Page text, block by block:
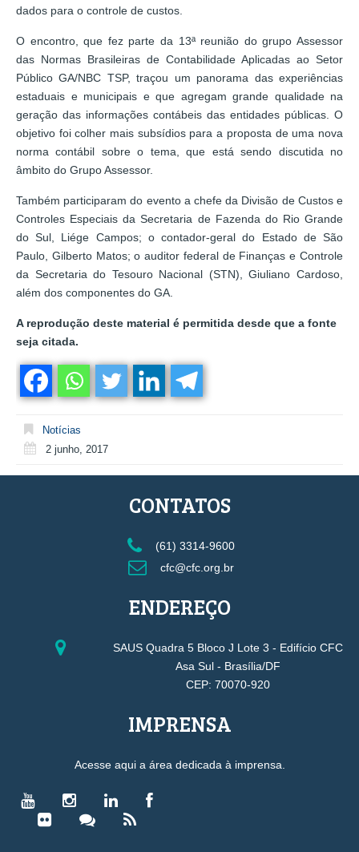
dados para o controle de custos.
O encontro, que fez parte da 13ª reunião do grupo Assessor
das Normas Brasileiras de Contabilidade Aplicadas ao Setor
Público GA/NBC TSP, traçou um panorama das experiências
estaduais e municipais e que agregam grande qualidade na
geração das informações contábeis das entidades públicas. O
objetivo foi colher mais subsídios para a proposta de uma nova
norma contábil sobre o tema, que está sendo discutida no
âmbito do Grupo Assessor.
Também participaram do evento a chefe da Divisão de Custos e
Controles Especiais da Secretaria de Fazenda do Rio Grande
do Sul, Liége Campos; o contador-geral do Estado de São
Paulo, Gilberto Matos; o auditor federal de Finanças e Controle
da Secretaria do Tesouro Nacional (STN), Giuliano Cardoso,
além dos componentes do GA.
A reprodução deste material é permitida desde que a fonte
seja citada.
Notícias
2 junho, 2017
CONTATOS
(61) 3314-9600
cfc@cfc.org.br
ENDEREÇO
SAUS Quadra 5 Bloco J Lote 3 - Edifício CFC
Asa Sul - Brasília/DF
CEP: 70070-920
IMPRENSA
Acesse aqui a área dedicada à imprensa.